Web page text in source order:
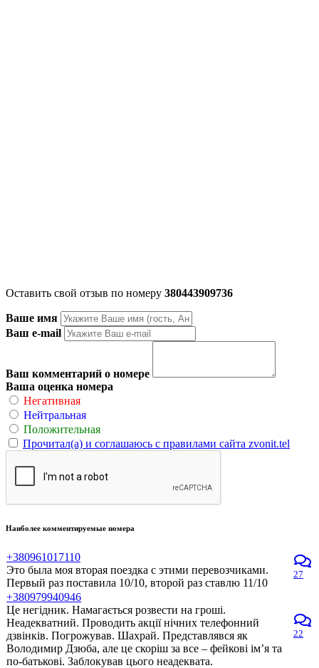
Оставить свой отзыв по номеру 380443909736
Ваше имя
Ваш e-mail
Ваш комментарий о номере
Ваша оценка номера
Негативная
Нейтральная
Положительная
Прочитал(а) и соглашаюсь с правилами сайта zvonit.tel
Наиболее комментируемые номера
+380961017110
Это была моя вторая поездка с этими перевозчиками.
Первый раз поставила 10/10, второй раз ставлю 11/10
27
+380979940946
Це негідник. Намагається розвести на гроші.
Неадекватний. Проводить акції нічних телефонний
дзвінків. Погрожував. Шахрай. Представлявся як
Володимир Дзюба, але це скоріш за все – фейкові ім’я та
по-батькові. Заблокував цього неадеквата.
22